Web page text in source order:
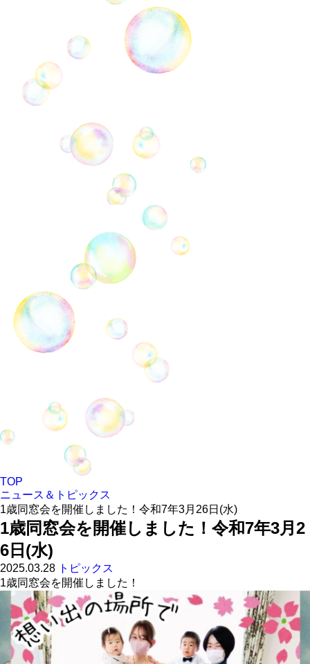
TOP
ニュース＆トピックス
1歳同窓会を開催しました！令和7年3月26日(水)
1歳同窓会を開催しました！令和7年3月2
6日(水)
2025.03.28 トピックス
1歳同窓会を開催しました！